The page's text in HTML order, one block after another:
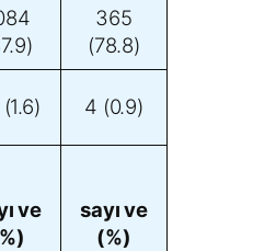
365
(78.8)
4 (0.9)
ve
sayı ve
(%)